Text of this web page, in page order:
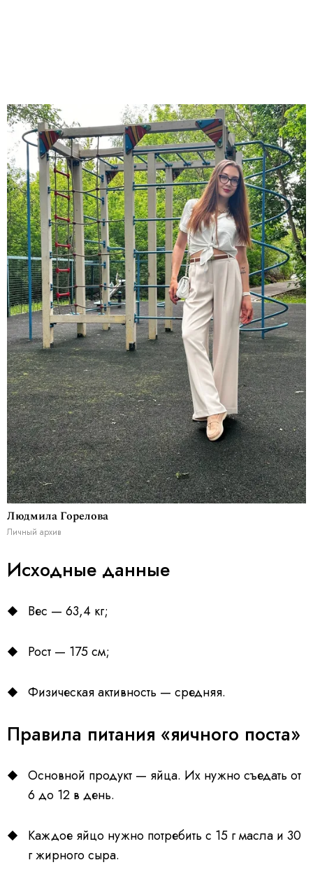
Людмила Горелова
Личный архив
Исходные данные
Вес — 63,4 кг;
Рост — 175 см;
Физическая активность — средняя.
Правила питания «яичного поста»
Основной продукт — яйца. Их нужно съедать от
6 до 12 в день.
Каждое яйцо нужно потребить с 15 г масла и 30
г жирного сыра.